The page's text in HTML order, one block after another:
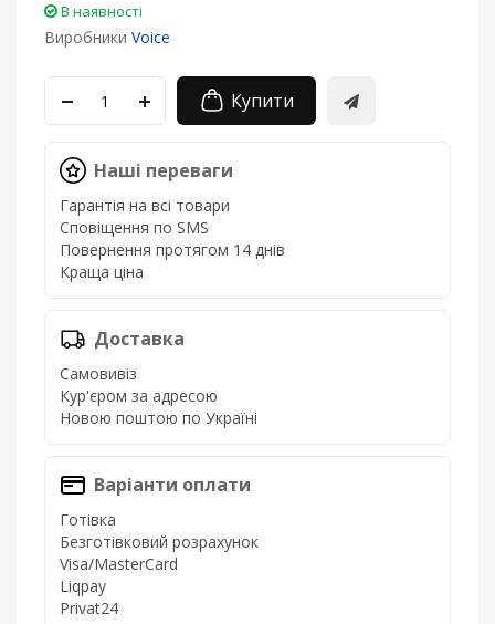
В наявності
Виробники Voice
Купити
Наші переваги
Гарантія на всі товари
Сповіщення по SMS
Повернення протягом 14 днів
Краща ціна
Доставка
Самовивіз
Кур'єром за адресою
Новою поштою по Україні
Варіанти оплати
Готівка
Безготівковий розрахунок
Visa/MasterCard
Liqpay
Privat24